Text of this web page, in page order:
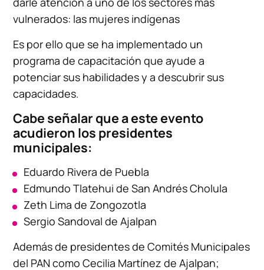
vulnerados: las mujeres indígenas
Es por ello que se ha implementado un
programa de capacitación que ayude a
potenciar sus habilidades y a descubrir sus
capacidades.
Cabe señalar que a este evento
acudieron los presidentes
municipales:
Eduardo Rivera de Puebla
Edmundo Tlatehui de San Andrés Cholula
Zeth Lima de Zongozotla
Sergio Sandoval de Ajalpan
Además de presidentes de Comités Municipales
del PAN como Cecilia Martínez de Ajalpan;